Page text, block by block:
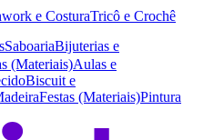
e CosturaTricô e Crochê
SaboariaBijuterias e
(Materiais)Aulas e
Biscuit e
Festas (Materiais)Pintura